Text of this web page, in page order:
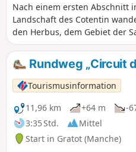
Nach einem ersten Abschnitt
Landschaft des Cotentin
den Herbus, dem Gebiet der
Schafe, entlang des Flusses
seiner Mündung.
Rundweg „Circuit
Tourismusinformation
11,96 km
+64 m
-
3:35 Std.
Mittel
Start in Gratot (Manche)